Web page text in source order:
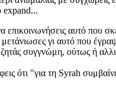
επικοινωνήσεις αυτό που
γι αυτό που
ζητάς συγγνώμη, ούτως ή
ότι "για τη Syrah